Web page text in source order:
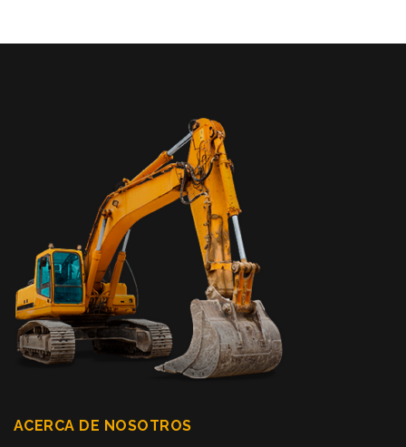
ACERCA DE NOSOTROS